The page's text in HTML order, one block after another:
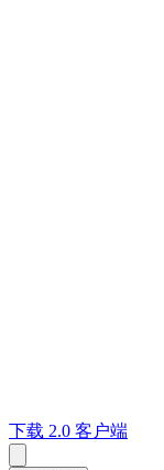
下载 2.0 客户端